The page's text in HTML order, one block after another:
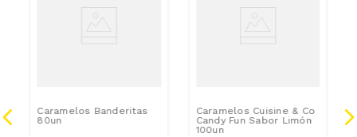
Caramelos Banderitas
80un
Caramelos Cuisine & Co
Candy Fun Sabor Limón
100un